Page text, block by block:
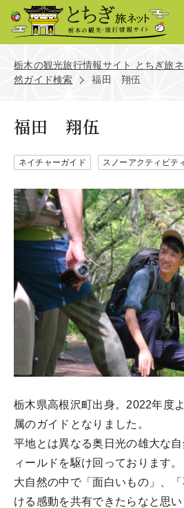
栃木の観光旅行情報サイト とちぎ旅ネ
然ガイド検索
福田 翔伍
福田 翔伍
ネイチャーガイド スノーアクティビテ
栃木県高根沢町出身。2022年度
属のガイドとなりました。
平地とは異なる奥日光の雄大な
ィールドを駆け回っております。
大自然の中で「面白いもの」、
ける感動を共有できたらなと思い